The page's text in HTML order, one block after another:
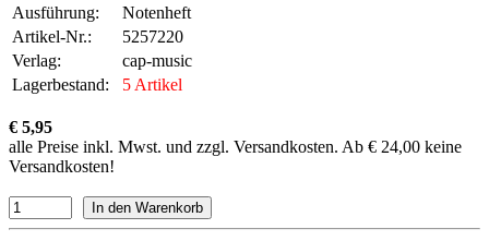
Ausführung:
Notenheft
Artikel-Nr.:
5257220
Verlag:
cap-music
Lagerbestand:
5 Artikel
€ 5,95
alle Preise inkl. Mwst. und zzgl. Versandkosten. Ab € 24,00 keine
Versandkosten!